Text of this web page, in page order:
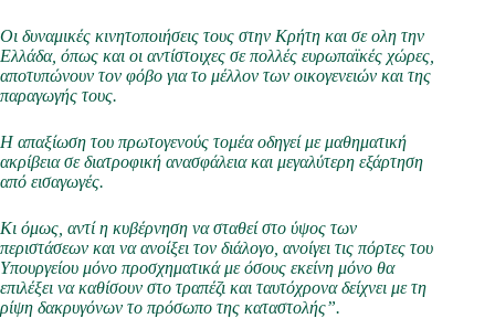
Οι δυναμικές κινητοποιήσεις τους στην Κρήτη και σε ολη την
Ελλάδα, όπως και οι αντίστοιχες σε πολλές ευρωπαϊκές χώρες,
αποτυπώνουν τον φόβο για το μέλλον των οικογενειών και της
παραγωγής τους.
Η απαξίωση του πρωτογενούς τομέα οδηγεί με μαθηματική
ακρίβεια σε διατροφική ανασφάλεια και μεγαλύτερη εξάρτηση
από εισαγωγές.
Κι όμως, αντί η κυβέρνηση να σταθεί στο ύψος των
περιστάσεων και να ανοίξει τον διάλογο, ανοίγει τις πόρτες του
Υπουργείου μόνο προσχηματικά με όσους εκείνη μόνο θα
επιλέξει να καθίσουν στο τραπέζι και ταυτόχρονα δείχνει με τη
ρίψη δακρυγόνων το πρόσωπο της καταστολής”.